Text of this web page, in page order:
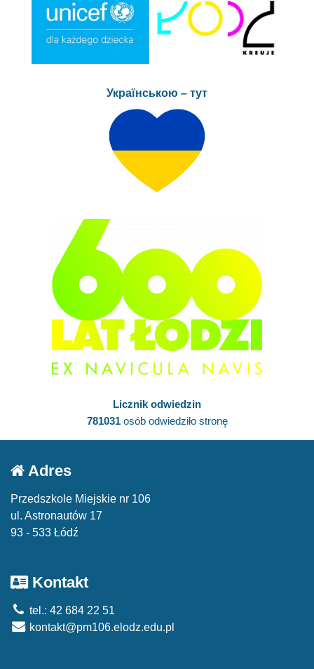
Українською – тут
Licznik odwiedzin
781031osób odwiedziło stronę
Adres
Przedszkole Miejskie nr 106
ul. Astronautów 17
93 - 533 Łódź
Kontakt
tel.: 42 684 22 51
kontakt@pm106.elodz.edu.pl